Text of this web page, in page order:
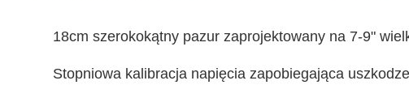
18cm szerokokątny pazur zaprojektowany na 7-9"
Stopniowa kalibracja napięcia zapobiegająca